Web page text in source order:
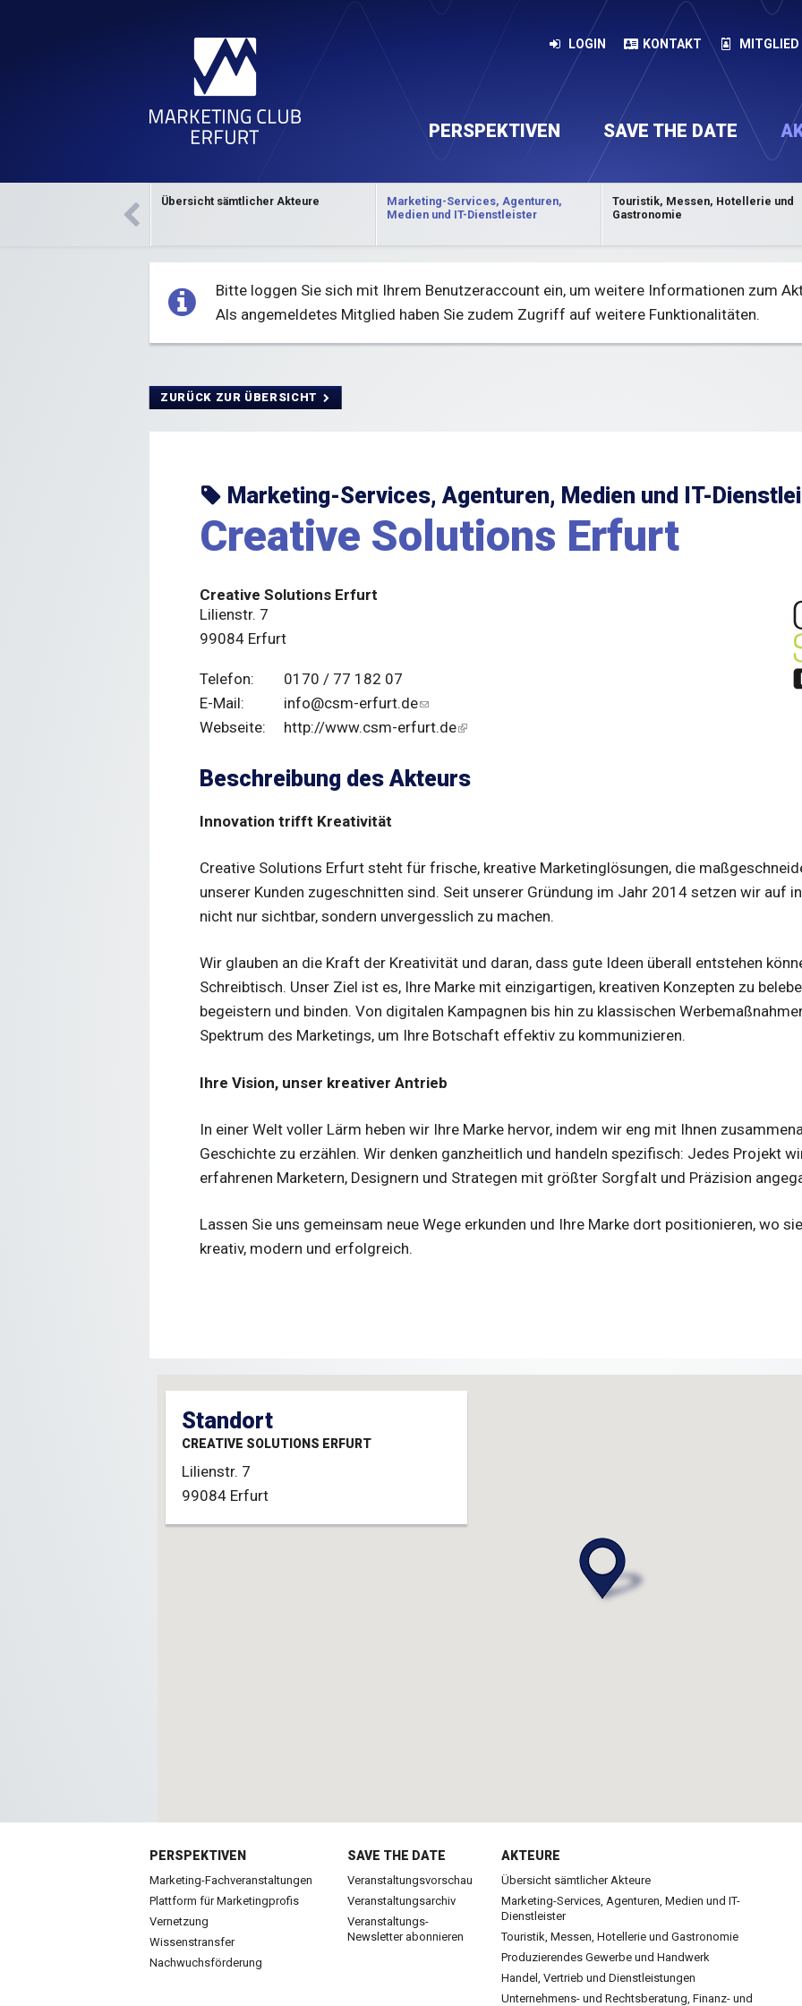
LOGIN KONTAKT MITGLIED
PERSPEKTIVEN SAVE THE DATE
Marketing-Fachveranstaltungen Plattform für Marketingprofis Vernetzung
Veranstaltungsvorschau Veranstaltungsarchiv Veranstaltungs-Newsletter abonnieren
Neuigkeiten Über uns Beirat Vorstand Satzung Mitgliedschaft
Übersicht sämtlicher Akteure
Marketing-Services, Agenturen,
Medien und IT-Dienstleister
Touristik, Messen, Hotellerie und
Gastronomie
Bitte loggen Sie sich mit Ihrem Benutzeraccount ein, um weitere Informationen zum
Als angemeldetes Mitglied haben Sie zudem Zugriff auf weitere Funktionalitäten.
ZURÜCK ZUR ÜBERSICHT
Marketing-Services, Agenturen, Medien und IT-
Creative Solutions Erfurt
Creative Solutions Erfurt
Lilienstr. 7
99084 Erfurt
Telefon:
0170 / 77 182 07
E-Mail:
info@csm-erfurt.de
Webseite:
http://www.csm-erfurt.de
Beschreibung des Akteurs
Innovation trifft Kreativität
Creative Solutions Erfurt steht für frische, kreative Marketinglösungen, die
unserer Kunden zugeschnitten sind. Seit unserer Gründung im Jahr 2014 setzen wir auf
nicht nur sichtbar, sondern unvergesslich zu machen.
Wir glauben an die Kraft der Kreativität und daran, dass gute Ideen überall entstehen
Schreibtisch. Unser Ziel ist es, Ihre Marke mit einzigartigen, kreativen Konzepten zu
begeistern und binden. Von digitalen Kampagnen bis hin zu klassischen
Spektrum des Marketings, um Ihre Botschaft effektiv zu kommunizieren.
Ihre Vision, unser kreativer Antrieb
In einer Welt voller Lärm heben wir Ihre Marke hervor, indem wir eng mit Ihnen
Geschichte zu erzählen. Wir denken ganzheitlich und handeln spezifisch: Jedes Projekt
erfahrenen Marketern, Designern und Strategen mit größter Sorgfalt und Präzision
Lassen Sie uns gemeinsam neue Wege erkunden und Ihre Marke dort positionieren, wo
kreativ, modern und erfolgreich.
Standort
CREATIVE SOLUTIONS ERFURT
Lilienstr. 7
99084 Erfurt
PERSPEKTIVEN
Marketing-Fachveranstaltungen
Plattform für Marketingprofis
Vernetzung
Wissenstransfer
Nachwuchsförderung
SAVE THE DATE
Veranstaltungsvorschau
Veranstaltungsarchiv
Veranstaltungs-
Newsletter abonnieren
AKTEURE
Übersicht sämtlicher Akteure
Marketing-Services, Agenturen, Medien und IT-
Dienstleister
Touristik, Messen, Hotellerie und Gastronomie
Produzierendes Gewerbe und Handwerk
Handel, Vertrieb und Dienstleistungen
Unternehmens- und Rechtsberatung, Finanz- und